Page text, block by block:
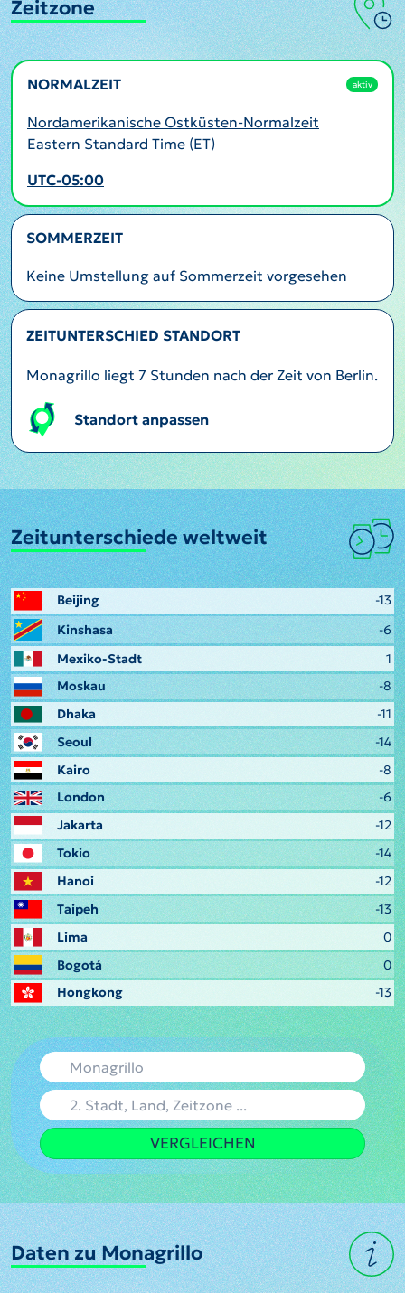
Zeitzone
NORMALZEIT aktiv
Nordamerikanische Ostküsten-Normalzeit
Eastern Standard Time (ET)
UTC-05:00
SOMMERZEIT
Keine Umstellung auf Sommerzeit vorgesehen
ZEITUNTERSCHIED STANDORT
Monagrillo liegt 7 Stunden nach der Zeit von Berlin.
Standort anpassen
Zeitunterschiede weltweit
Beijing
-13
Kinshasa
-6
Mexiko-Stadt
1
Moskau
-8
Dhaka
-11
Seoul
-14
Kairo
-8
London
-6
Jakarta
-12
Tokio
-14
Hanoi
-12
Taipeh
-13
Lima
0
Bogotá
0
Hongkong
-13
VERGLEICHEN
Daten zu Monagrillo